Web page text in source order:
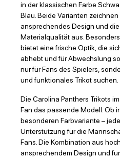
in der klassischen Farbe
Blau. Beide Varianten
ansprechendes Design und
Materialqualität aus.
bietet eine frische Optik, die
abhebt und für Abwechslung
nur für Fans des Spielers,
und funktionales Trikot suchen.
Die Carolina Panthers Trikots
Fan das passende Modell. Ob
besonderen Farbvariante –
Unterstützung für die
Fans. Die Kombination aus
ansprechendem Design und